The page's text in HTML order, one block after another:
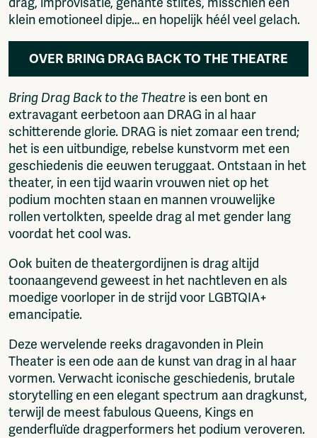
klein emotioneel dipje… en hopelijk héél veel gelach.
OVER BRING DRAG BACK TO THE THEATRE
Bring Drag Back to the Theatre is een bont en
extravagant eerbetoon aan DRAG in al haar
schitterende glorie. DRAG is niet zomaar een trend;
het is een uitbundige, rebelse kunstvorm met een
geschiedenis die eeuwen teruggaat. Ontstaan in het
theater, in een tijd waarin vrouwen niet op het
podium mochten staan en mannen vrouwelijke
rollen vertolkten, speelde drag al met gender lang
voordat het cool was.
Ook buiten de theatergordijnen is drag altijd
toonaangevend geweest in het nachtleven en als
moedige voorloper in de strijd voor LGBTQIA+
emancipatie.
Deze wervelende reeks dragavonden in Plein
Theater is een ode aan de kunst van drag in al haar
vormen. Verwacht iconische geschiedenis, brutale
storytelling en een elegant spectrum aan dragkunst,
terwijl de meest fabulous Queens, Kings en
genderfluïde dragperformers het podium veroveren.